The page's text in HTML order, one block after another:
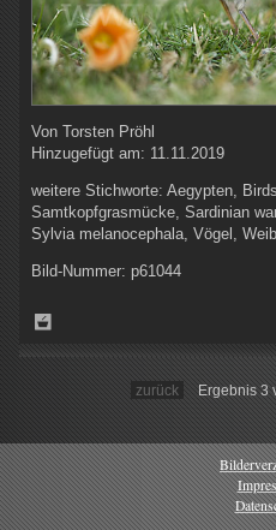
Von Torsten Pröhl
Hinzugefügt am: 11.11.2019
weitere Stichworte: Aegypten,
Samtkopfgrasmücke, Sardinian
Sylvia melanocephala, Vögel,
Bild-Nummer: p61044
zurück Ergebnis 3